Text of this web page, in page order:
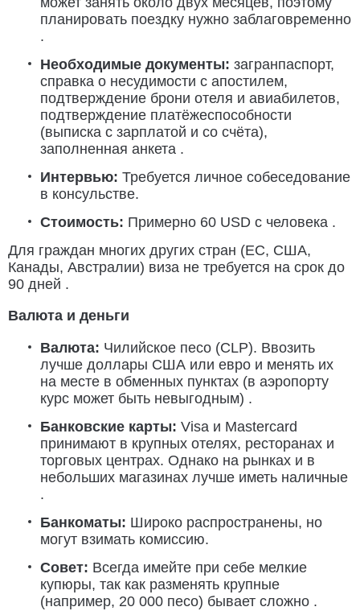
планировать поездку нужно заблаговременно
.
Необходимые документы: загранпаспорт,
справка о несудимости с апостилем,
подтверждение брони отеля и авиабилетов,
подтверждение платёжеспособности
(выписка с зарплатой и со счёта),
заполненная анкета .
Интервью: Требуется личное собеседование
в консульстве.
Стоимость: Примерно 60 USD с человека .
Для граждан многих других стран (ЕС, США,
Канады, Австралии) виза не требуется на срок до
90 дней .
Валюта и деньги
Валюта: Чилийское песо (CLP). Ввозить
лучше доллары США или евро и менять их
на месте в обменных пунктах (в аэропорту
курс может быть невыгодным) .
Банковские карты: Visa и Mastercard
принимают в крупных отелях, ресторанах и
торговых центрах. Однако на рынках и в
небольших магазинах лучше иметь наличные
.
Банкоматы: Широко распространены, но
могут взимать комиссию.
Совет: Всегда имейте при себе мелкие
купюры, так как разменять крупные
(например, 20 000 песо) бывает сложно .